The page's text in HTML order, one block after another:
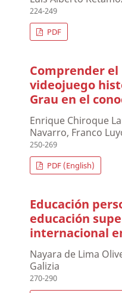
224-249
PDF
Comprender
videojuego
Grau en el
Enrique Chiroque
Navarro, Franco
250-269
PDF (English)
Educación
educación
internacional
Nayara de Lima
Galizia
270-290